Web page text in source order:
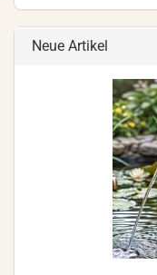
Neue Artikel